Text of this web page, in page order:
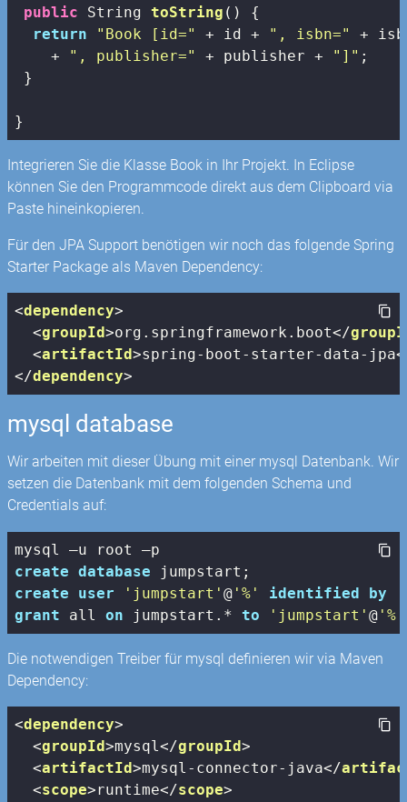
public String toString ()
{
return
"Book [id=" + id + ", isbn="
+
    +
", publisher=" + publisher + "]" ;
}
}
Integrieren Sie die Klasse Book in Ihr Projekt. In Eclipse
können Sie den Programmcode direkt aus dem Clipboard via
Paste hineinkopieren.
Für den JPA Support benötigen wir noch das folgende Spring
Starter Package als Maven Dependency:
<dependency>
<groupId>org.springframework.boot</
<artifactId>spring-boot-starter-data-jpa
</dependency>
mysql database
Wir arbeiten mit dieser Übung mit einer mysql Datenbank. Wir
setzen die Datenbank mit dem folgenden Schema und
Credentials auf:
create database
create
user 'jumpstart'@ '%' identified by
grant all on jumpstart.* to 'jumpstart'@ '%'
Die notwendigen Treiber für mysql definieren wir via Maven
Dependency:
<dependency>
<groupId>mysql</groupId>
<artifactId>mysql-connector-java</
<scope>runtime</scope>